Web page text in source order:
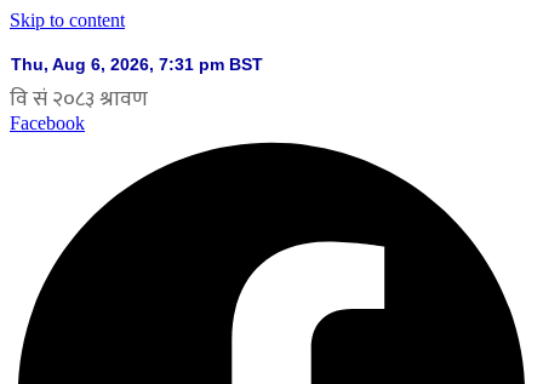
Skip to content
Facebook